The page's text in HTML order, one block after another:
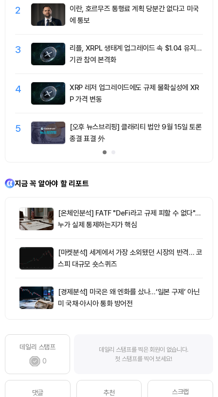
2
이란, 호르무즈 통행료 계획 당분간 없다고 미국
에 통보
3
리플, XRPL 생태계 업그레이드 속 $1.04 유지…
기관 참여 본격화
4
XRP 레저 업그레이드에도 규제 불확실성에 XR
P 가격 변동
5
[오후 뉴스브리핑] 클래리티 법안 9월 15일 토론
종결 표결 外
지금 꼭 알아야 할 리포트
[온체인분석] FATF "DeFi라고 규제 피할 수 없다"…
누가 실제 통제하는지가 핵심
[마켓분석] 세계에서 가장 소외됐던 시장의 반격… 코
스피 대규모 숏스퀴즈
[경제분석] 미국은 왜 엔화를 샀나…‘일본 구제’ 아닌
미 국채·아시아 통화 방어전
데일리 스탬프
0
데일리 스탬프를 찍은 회원이 없습니다.
첫 스탬프를 찍어 보세요!
댓글
추천
스크랩